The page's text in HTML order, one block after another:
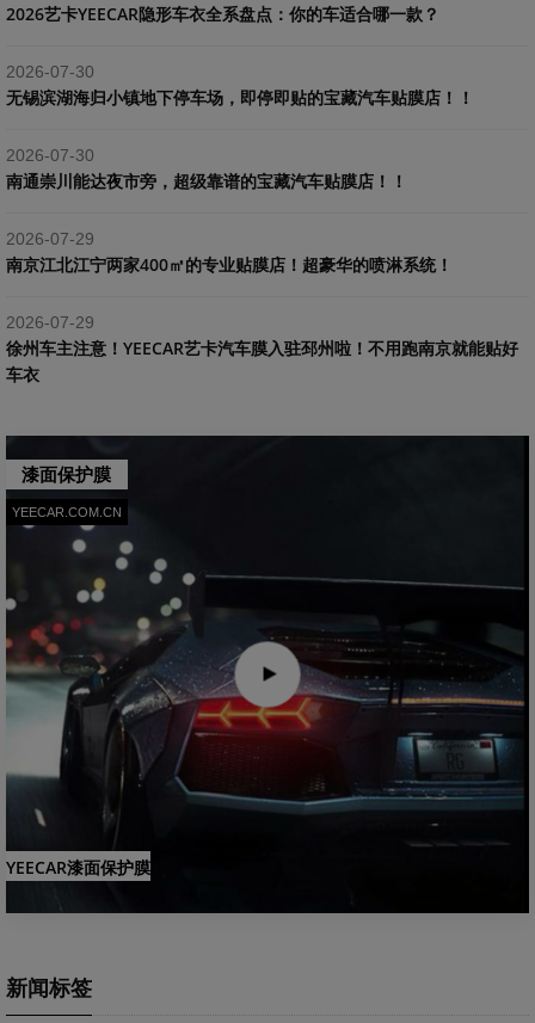
2026艺卡YEECAR隐形车衣全系盘点：你的车适合哪一款？
2026-07-30
​无锡滨湖海归小镇地下停车场，即停即贴的宝藏汽车贴膜店！！
2026-07-30
南通崇川能达夜市旁，超级靠谱的宝藏汽车贴膜店！！
2026-07-29
南京江北江宁两家400㎡的专业贴膜店！超豪华的喷淋系统！
2026-07-29
​徐州车主注意！YEECAR艺卡汽车膜入驻邳州啦！不用跑南京就能贴好
车衣
漆面保护膜
YEECAR.COM.CN
YEECAR漆面保护膜
新闻标签